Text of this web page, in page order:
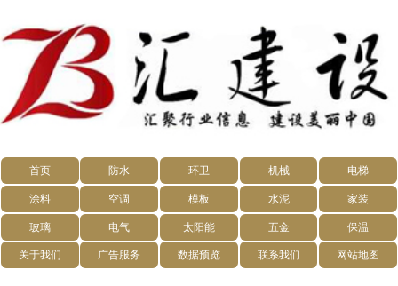
首页 防水 环卫 机械 电梯
涂料 空调 模板 水泥 家装
玻璃 电气 太阳能 五金 保温
关于我们 广告服务 数据预览 联系我们 网站地图